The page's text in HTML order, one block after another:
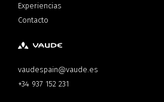
Experiencias
Contacto
vaudespain@vaude.es
+34 937 152 231